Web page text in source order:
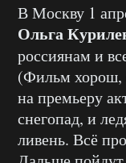
В Москву 1
Ольга
россиянам и
(Фильм хорош,
на премьеру
снегопад, и
ливень. Всё